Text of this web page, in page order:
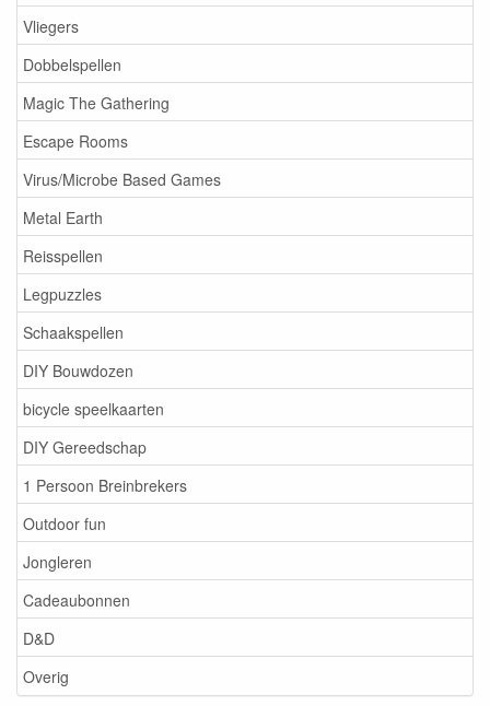
Vliegers
Dobbelspellen
Magic The Gathering
Escape Rooms
Virus/Microbe Based Games
Metal Earth
Reisspellen
Legpuzzles
Schaakspellen
DIY Bouwdozen
bicycle speelkaarten
DIY Gereedschap
1 Persoon Breinbrekers
Outdoor fun
Jongleren
Cadeaubonnen
D&D
Overig